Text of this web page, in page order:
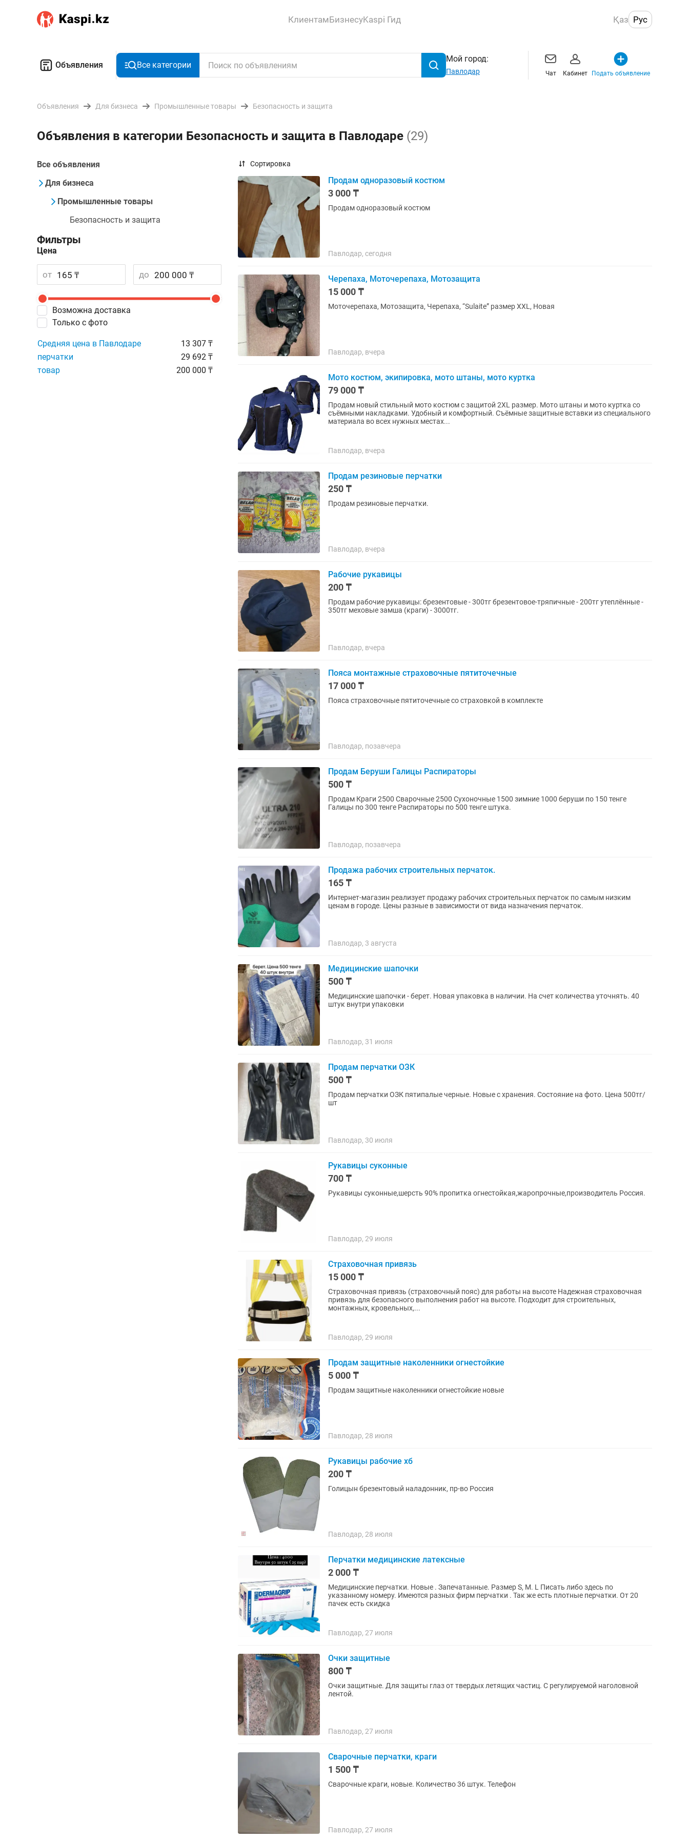
КлиентамБизнесуKaspi Гид Қаз Рус
Объявления Все категории
Мой город:
Павлодар Чат Кабинет Подать объявление
Объявления Для бизнеса Промышленные товары Безопасность и защита
Объявления в категории Безопасность и защита в Павлодаре (29)
Все объявления
Для бизнеса
Промышленные товары
Безопасность и защита
Фильтры
Цена
от до
Возможна доставка
Только с фото
Средняя цена в Павлодаре
13 307 ₸
перчатки
29 692 ₸
товар
200 000 ₸
Сортировка
Продам одноразовый костюм
3 000 ₸
Продам одноразовый костюм
Павлодар, сегодня
Черепаха, Моточерепаха, Мотозащита
15 000 ₸
Моточерепаха, Мотозащита, Черепаха, “Sulaite” размер XXL, Новая
Павлодар, вчера
Мото костюм, экипировка, мото штаны, мото куртка
79 000 ₸
Продам новый стильный мото костюм с защитой 2XL размер. Мото штаны и мото куртка со
съёмными накладками. Удобный и комфортный. Съёмные защитные вставки из специального
материала во всех нужных местах...
Павлодар, вчера
Продам резиновые перчатки
250 ₸
Продам резиновые перчатки.
Павлодар, вчера
Рабочие рукавицы
200 ₸
Продам рабочие рукавицы: брезентовые - 300тг брезентовое-тряпичные - 200тг утеплённые -
350тг меховые замша (краги) - 3000тг.
Павлодар, вчера
Пояса монтажные страховочные пятиточечные
17 000 ₸
Пояса страховочные пятиточечные со страховкой в комплекте
Павлодар, позавчера
Продам Беруши Галицы Распираторы
500 ₸
Продам Краги 2500 Сварочные 2500 Сухоночные 1500 зимние 1000 беруши по 150 тенге
Галицы по 300 тенге Распираторы по 500 тенге штука.
Павлодар, позавчера
Продажа рабочих строительных перчаток.
165 ₸
Интернет-магазин реализует продажу рабочих строительных перчаток по самым низким
ценам в городе. Цены разные в зависимости от вида назначения перчаток.
Павлодар, 3 августа
Медицинские шапочки
500 ₸
Медицинские шапочки - берет. Новая упаковка в наличии. На счет количества уточнять. 40
штук внутри упаковки
Павлодар, 31 июля
Продам перчатки ОЗК
500 ₸
Продам перчатки ОЗК пятипалые черные. Новые с хранения. Состояние на фото. Цена 500тг/
шт
Павлодар, 30 июля
Рукавицы суконные
700 ₸
Рукавицы суконные,шерсть 90% пропитка огнестойкая,жаропрочные,производитель Россия.
Павлодар, 29 июля
Страховочная привязь
15 000 ₸
Страховочная привязь (страховочный пояс) для работы на высоте Надежная страховочная
привязь для безопасного выполнения работ на высоте. Подходит для строительных,
монтажных, кровельных,...
Павлодар, 29 июля
Продам защитные наколенники огнестойкие
5 000 ₸
Продам защитные наколенники огнестойкие новые
Павлодар, 28 июля
Рукавицы рабочие хб
200 ₸
Голицын брезентовый наладонник, пр-во Россия
Павлодар, 28 июля
Перчатки медицинские латексные
2 000 ₸
Медицинские перчатки. Новые . Запечатанные. Размер S, М. L Писать либо здесь по
указанному номеру. Имеются разных фирм перчатки . Так же есть плотные перчатки. От 20
пачек есть скидка
Павлодар, 27 июля
Очки защитные
800 ₸
Очки защитные. Для защиты глаз от твердых летящих частиц. С регулируемой наголовной
лентой.
Павлодар, 27 июля
Сварочные перчатки, краги
1 500 ₸
Сварочные краги, новые. Количество 36 штук. Телефон
Павлодар, 27 июля